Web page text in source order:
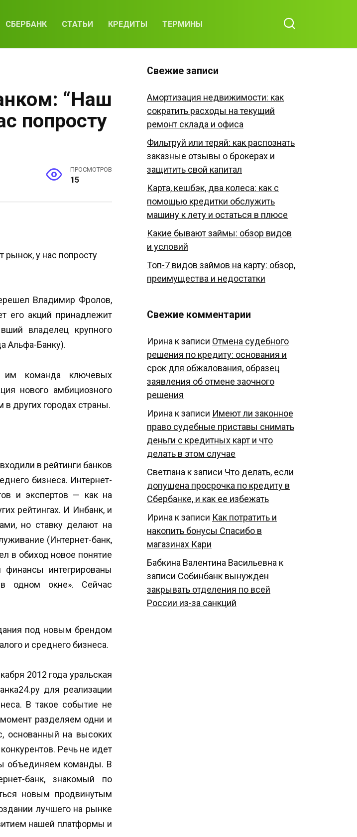
СБЕРБАНК СТАТЬИ КРЕДИТЫ ТЕРМИНЫ
“Наш
попросту
ПРОСМОТРОВ
15
Владимир Фролов,
его акций принадлежит
владелец крупного
Альфа-Банку).
им команда ключевых
нового амбициозного
других городах страны.
в рейтинги банков
бизнеса. Интернет-
и экспертов — как на
рейтингах. И Инбанк, и
но ставку делают на
(Интернет-банк,
в обиход новое понятие
интегрированы
одном окне». Сейчас
под новым брендом
и среднего бизнеса.
2012 года уральская
для реализации
В такое событие не
разделяем одни и
основанный на высоких
Речь не идет
объединяем команды. В
банк, знакомый по
новым продвинутым
лучшего на рынке
нашей платформы и
Свежие записи
Амортизация недвижимости: как
сократить расходы на текущий
ремонт склада и офиса
Фильтруй или теряй: как распознать
заказные отзывы о брокерах и
защитить свой капитал
Карта, кешбэк, два колеса: как с
помощью кредитки обслужить
машину к лету и остаться в плюсе
Какие бывают займы: обзор видов
и условий
Топ-7 видов займов на карту: обзор,
преимущества и недостатки
Свежие комментарии
Ирина к записи Отмена судебного
решения по кредиту: основания и
срок для обжалования, образец
заявления об отмене заочного
решения
Ирина к записи Имеют ли законное
право судебные приставы снимать
деньги с кредитных карт и что
делать в этом случае
Светлана к записи Что делать, если
допущена просрочка по кредиту в
Сбербанке, и как ее избежать
Ирина к записи Как потратить и
накопить бонусы Спасибо в
магазинах Кари
Бабкина Валентина Васильевна к
записи Собинбанк вынужден
закрывать отделения по всей
России из-за санкций